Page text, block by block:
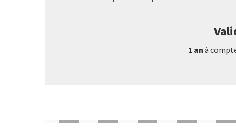
1 an à